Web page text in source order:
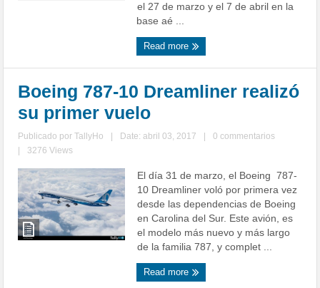
el 27 de marzo y el 7 de abril en la
base aé ...
Read more
Boeing 787-10 Dreamliner realizó
su primer vuelo
Publicado porTallyHo Date: abril 03, 2017
0 commentarios
3276 Views
El día 31 de marzo, el Boeing 787-
10 Dreamliner voló por primera vez
desde las dependencias de Boeing
en Carolina del Sur. Este avión, es
el modelo más nuevo y más largo
de la familia 787, y complet ...
Read more